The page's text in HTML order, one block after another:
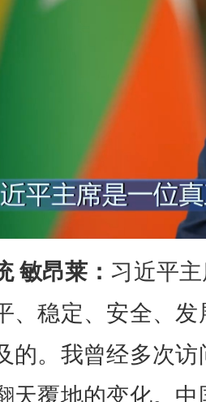
敏昂莱： 习近平
、稳定、安全、
的。我曾经多次
天覆地的变化。